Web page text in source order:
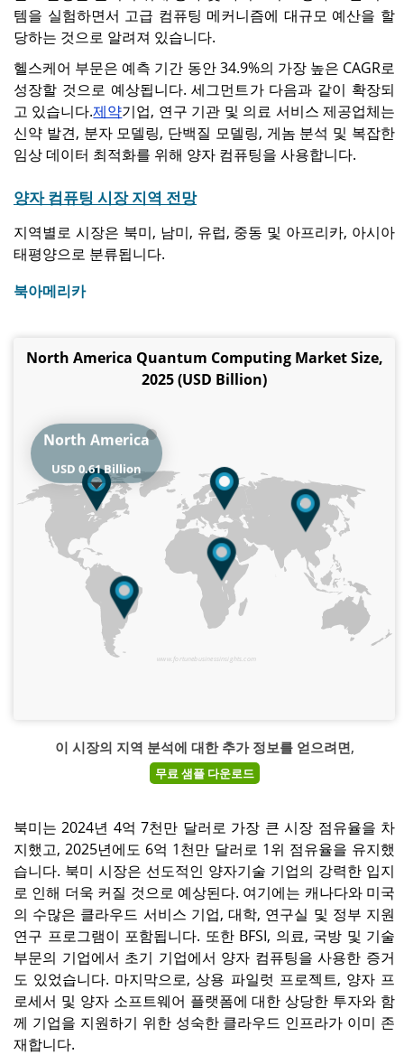
템을 실험하면서 고급 컴퓨팅 메커니즘에 대규모 예산을 할
당하는 것으로 알려져 있습니다.
헬스케어 부문은 예측 기간 동안 34.9%의 가장 높은 CAGR로
성장할 것으로 예상됩니다. 세그먼트가 다음과 같이 확장되
고 있습니다.제약기업, 연구 기관 및 의료 서비스 제공업체는
신약 발견, 분자 모델링, 단백질 모델링, 게놈 분석 및 복잡한
임상 데이터 최적화를 위해 양자 컴퓨팅을 사용합니다.
양자 컴퓨팅 시장 지역 전망
지역별로 시장은 북미, 남미, 유럽, 중동 및 아프리카, 아시아
태평양으로 분류됩니다.
북아메리카
North America Quantum Computing Market Size,
2025 (USD Billion)
www.fortunebusinessinsights.com
North America
USD 0.61 Billion
이 시장의 지역 분석에 대한 추가 정보를 얻으려면,
무료 샘플 다운로드
북미는 2024년 4억 7천만 달러로 가장 큰 시장 점유율을 차
지했고, 2025년에도 6억 1천만 달러로 1위 점유율을 유지했
습니다. 북미 시장은 선도적인 양자기술 기업의 강력한 입지
로 인해 더욱 커질 것으로 예상된다. 여기에는 캐나다와 미국
의 수많은 클라우드 서비스 기업, 대학, 연구실 및 정부 지원
연구 프로그램이 포함됩니다. 또한 BFSI, 의료, 국방 및 기술
부문의 기업에서 초기 기업에서 양자 컴퓨팅을 사용한 증거
도 있었습니다. 마지막으로, 상용 파일럿 프로젝트, 양자 프
로세서 및 양자 소프트웨어 플랫폼에 대한 상당한 투자와 함
께 기업을 지원하기 위한 성숙한 클라우드 인프라가 이미 존
재합니다.